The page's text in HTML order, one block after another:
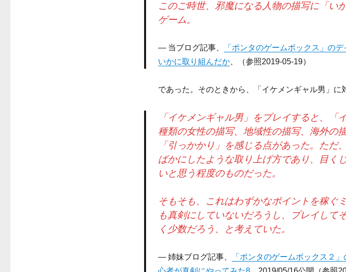
このご時世、邪魔になる人物の描写に「い
ゲーム。
当ブログ記事、
「ポンタのゲームボックス」の
いかに取り組んだか、（参照2019-05-19）
であった。そのときから、「イケメンギャル男」に
「イケメンギャル男」をプレイすると、「
種類の女性の描写、地域性の描写、海外の
「引っかかり」を感じる点があった。ただ
ばかにしたような取り上げ方であり、目く
いと思う程度のものだった。
そもそも、これはわずかなポイントを稼ぐ
も真剣にしていないだろうし、プレイして
く少数だろう、と考えていた。
姉妹ブログ記事、
「ポンタのゲームボックス２